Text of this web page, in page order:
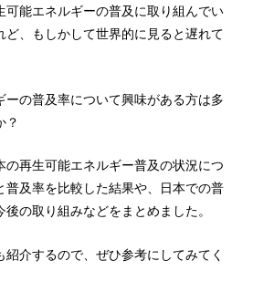
可能エネルギーの普及に取り組んでい
ど、もしかして世界的に見ると遅れて
ーの普及率について興味がある方は多
？
の再生可能エネルギー普及の状況につ
普及率を比較した結果や、日本での普
の取り組みなどをまとめました。
介するので、ぜひ参考にしてみてく